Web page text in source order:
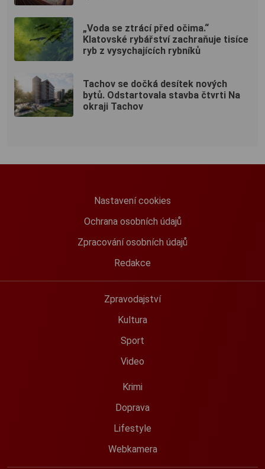
„Voda se ztrácí před očima.“
Klatovské rybářství zachraňuje tisíce
ryb z vysychajících rybníků
Tachov se dočká desítek nových
bytů. Odstartovala stavba čtvrti Na
okraji Tachov
Nastavení cookies
Ochrana osobních údajů
Zpracování osobních údajů
Redakce
Zpravodajství
Kultura
Sport
Video
Krimi
Doprava
Lifestyle
Webkamera